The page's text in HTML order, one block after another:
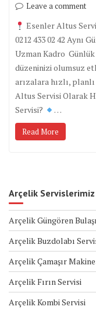
Leave a comment
Esenler Altus
0212 433 02 42 Aynı
Uzman Kadro Günlük
düzeninizi olumsuz
arızalara hızlı,
Altus Servisi Olarak
Servisi?
…
Read More
Arçelik Servislerimiz
Arçelik Güngören
Arçelik Buzdolabı
Arçelik Çamaşır
Arçelik Fırın Servisi
Arçelik Kombi Servisi